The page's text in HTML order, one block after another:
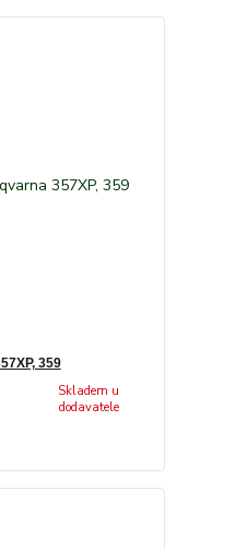
359
Skladem u
dodavatele